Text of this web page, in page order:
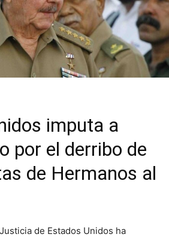
imputa a
por el derribo de
de Hermanos al
de Estados Unidos ha